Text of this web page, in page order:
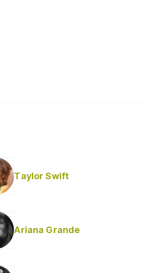
Taylor Swift
Ariana Grande